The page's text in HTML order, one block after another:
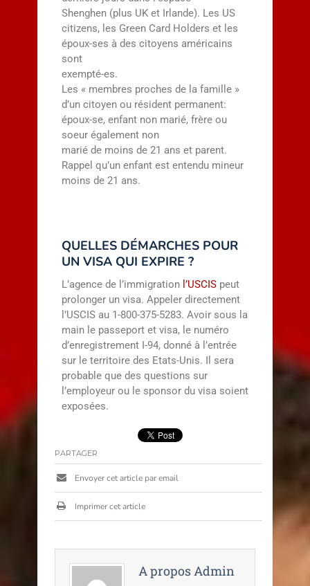
Shenghen (plus UK et Irlande). Les US
citizens, les Green Card Holders et les
époux-ses à des citoyens américains
sont
exempté-es.
Les « membres proches de la famille »
d’un citoyen ou résident permanent:
époux-se, enfant non marié, frère ou
soeur également non
marié de moins de 21 ans et parent.
Rappel qu’un enfant est entendu mineur
moins de 21 ans.
QUELLES DÉMARCHES POUR
UN VISA QUI EXPIRE ?
L’agence de l’immigration l’USCISpeut
prolonger un visa. Appeler directement
l’USCIS au 1-800-375-5283. Avoir sous la
main le passeport et visa, le numéro
d’enregistrement I-94, donné à l’entrée
sur le territoire des Etats-Unis. Il sera
probable que des questions sur
l’employeur ou le sponsor du visa soient
exposées.
PARTAGER
Envoyer cet article par email
Imprimer cet article
A propos Admin